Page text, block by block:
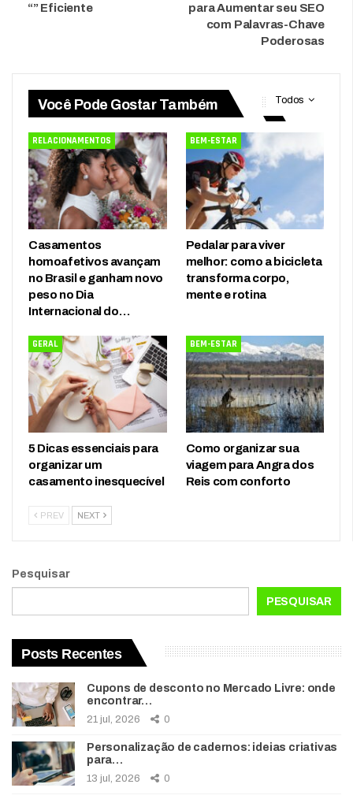
“” Eficiente
para Aumentar seu SEO
com Palavras-Chave
Poderosas
Todos
Você Pode Gostar Também
RELACIONAMENTOS
Casamentos
homoafetivos avançam
no Brasil e ganham novo
peso no Dia
Internacional do…
BEM-ESTAR
Pedalar para viver
melhor: como a bicicleta
transforma corpo,
mente e rotina
GERAL
5 Dicas essenciais para
organizar um
casamento inesquecível
BEM-ESTAR
Como organizar sua
viagem para Angra dos
Reis com conforto
PREV NEXT
Pesquisar
PESQUISAR
Posts Recentes
Cupons de desconto no Mercado Livre: onde
encontrar…
21 jul, 2026 0
Personalização de cadernos: ideias criativas
para…
13 jul, 2026 0